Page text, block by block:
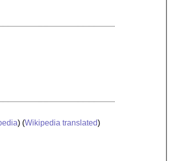
) (Wikipedia translated)